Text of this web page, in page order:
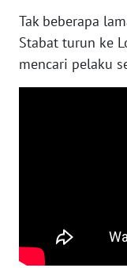
Tak beberapa
Stabat turun ke
mencari pelaku
WN
KALTENG
KALTIM